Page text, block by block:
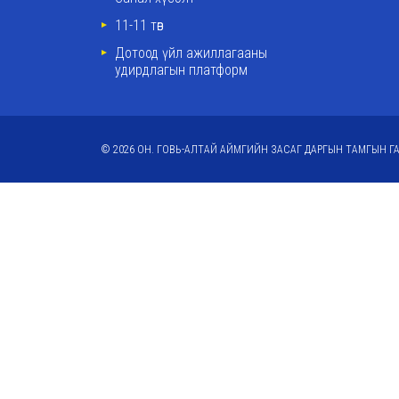
11-11 төв
Дотоод үйл ажиллагааны
удирдлагын платформ
© 2026 ОН. ГОВЬ-АЛТАЙ АЙМГИЙН ЗАСАГ ДАРГЫН ТАМГЫН